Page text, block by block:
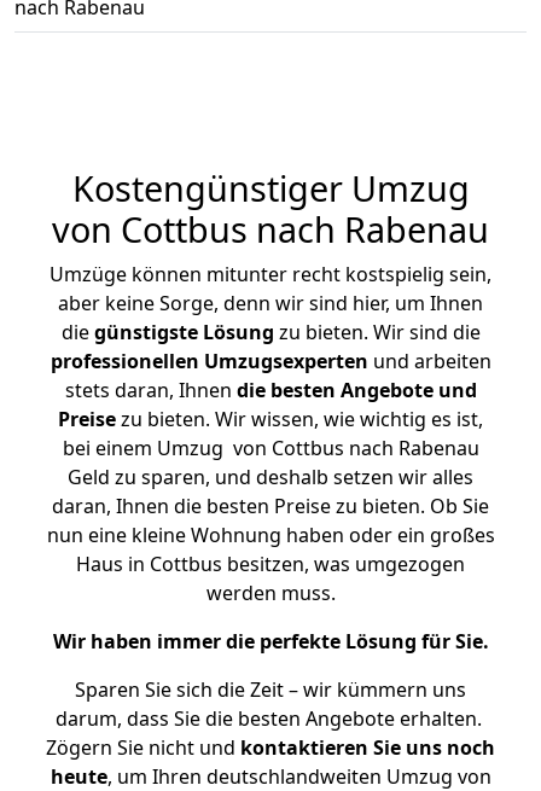
nach Rabenau
Kostengünstiger Umzug
von Cottbus nach Rabenau
Umzüge können mitunter recht kostspielig sein,
aber keine Sorge, denn wir sind hier, um Ihnen
diegünstigste Lösung zu bieten. Wir sind die
professionellen Umzugsexperten und arbeiten
stets daran, Ihnen die besten Angebote und
Preisezu bieten. Wir wissen, wie wichtig es ist,
bei einem Umzug von Cottbus nach Rabenau
Geld zu sparen, und deshalb setzen wir alles
daran, Ihnen die besten Preise zu bieten. Ob Sie
nun eine kleine Wohnung haben oder ein großes
Haus in Cottbus besitzen, was umgezogen
werden muss.
Wir haben immer die perfekte Lösung für Sie.
Sparen Sie sich die Zeit – wir kümmern uns
darum, dass Sie die besten Angebote erhalten.
Zögern Sie nicht und kontaktieren Sie uns noch
heute, um Ihren deutschlandweiten Umzug von